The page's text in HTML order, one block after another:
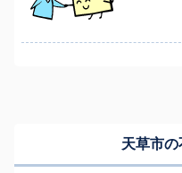
天草市